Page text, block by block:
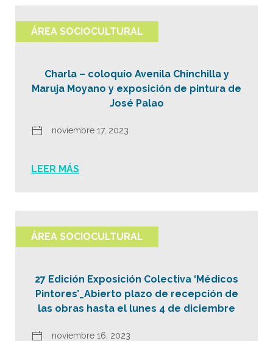
ÁREA SOCIOCULTURAL
Charla – coloquio Avenila Chinchilla y
Maruja Moyano y exposición de pintura de
José Palao
noviembre 17, 2023
LEER MÁS
ÁREA SOCIOCULTURAL
27 Edición Exposición Colectiva ‘Médicos
Pintores’_Abierto plazo de recepción de
las obras hasta el lunes 4 de diciembre
noviembre 16, 2023